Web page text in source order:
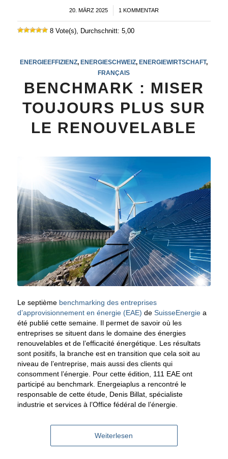
20. MÄRZ 2025
/ 1 KOMMENTAR
8 Vote(s), Durchschnitt: 5,00
ENERGIEEFFIZIENZ,ENERGIESCHWEIZ,ENERGIEWIRTSCHAFT,
FRANÇAIS
BENCHMARK : MISER
TOUJOURS PLUS SUR
LE RENOUVELABLE
Le septième benchmarking des entreprises
d’approvisionnement en énergie (EAE) de SuisseEnergiea
été publié cette semaine. Il permet de savoir où les
entreprises se situent dans le domaine des énergies
renouvelables et de l’efficacité énergétique. Les résultats
sont positifs, la branche est en transition que cela soit au
niveau de l’entreprise, mais aussi des clients qui
consomment l’énergie. Pour cette édition, 111 EAE ont
participé au benchmark. Energeiaplus a rencontré le
responsable de cette étude, Denis Billat, spécialiste
industrie et services à l’Office fédéral de l’énergie.
Weiterlesen